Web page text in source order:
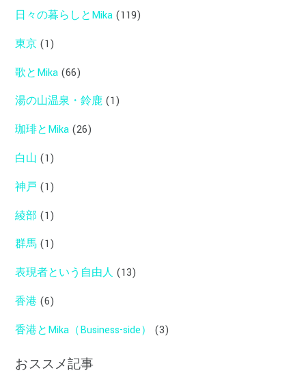
日々の暮らしとMika (119)
東京 (1)
歌とMika (66)
湯の山温泉・鈴鹿 (1)
珈琲とMika (26)
白山 (1)
神戸 (1)
綾部 (1)
群馬 (1)
表現者という自由人 (13)
香港 (6)
香港とMika（Business-side）
(3)
おススメ記事